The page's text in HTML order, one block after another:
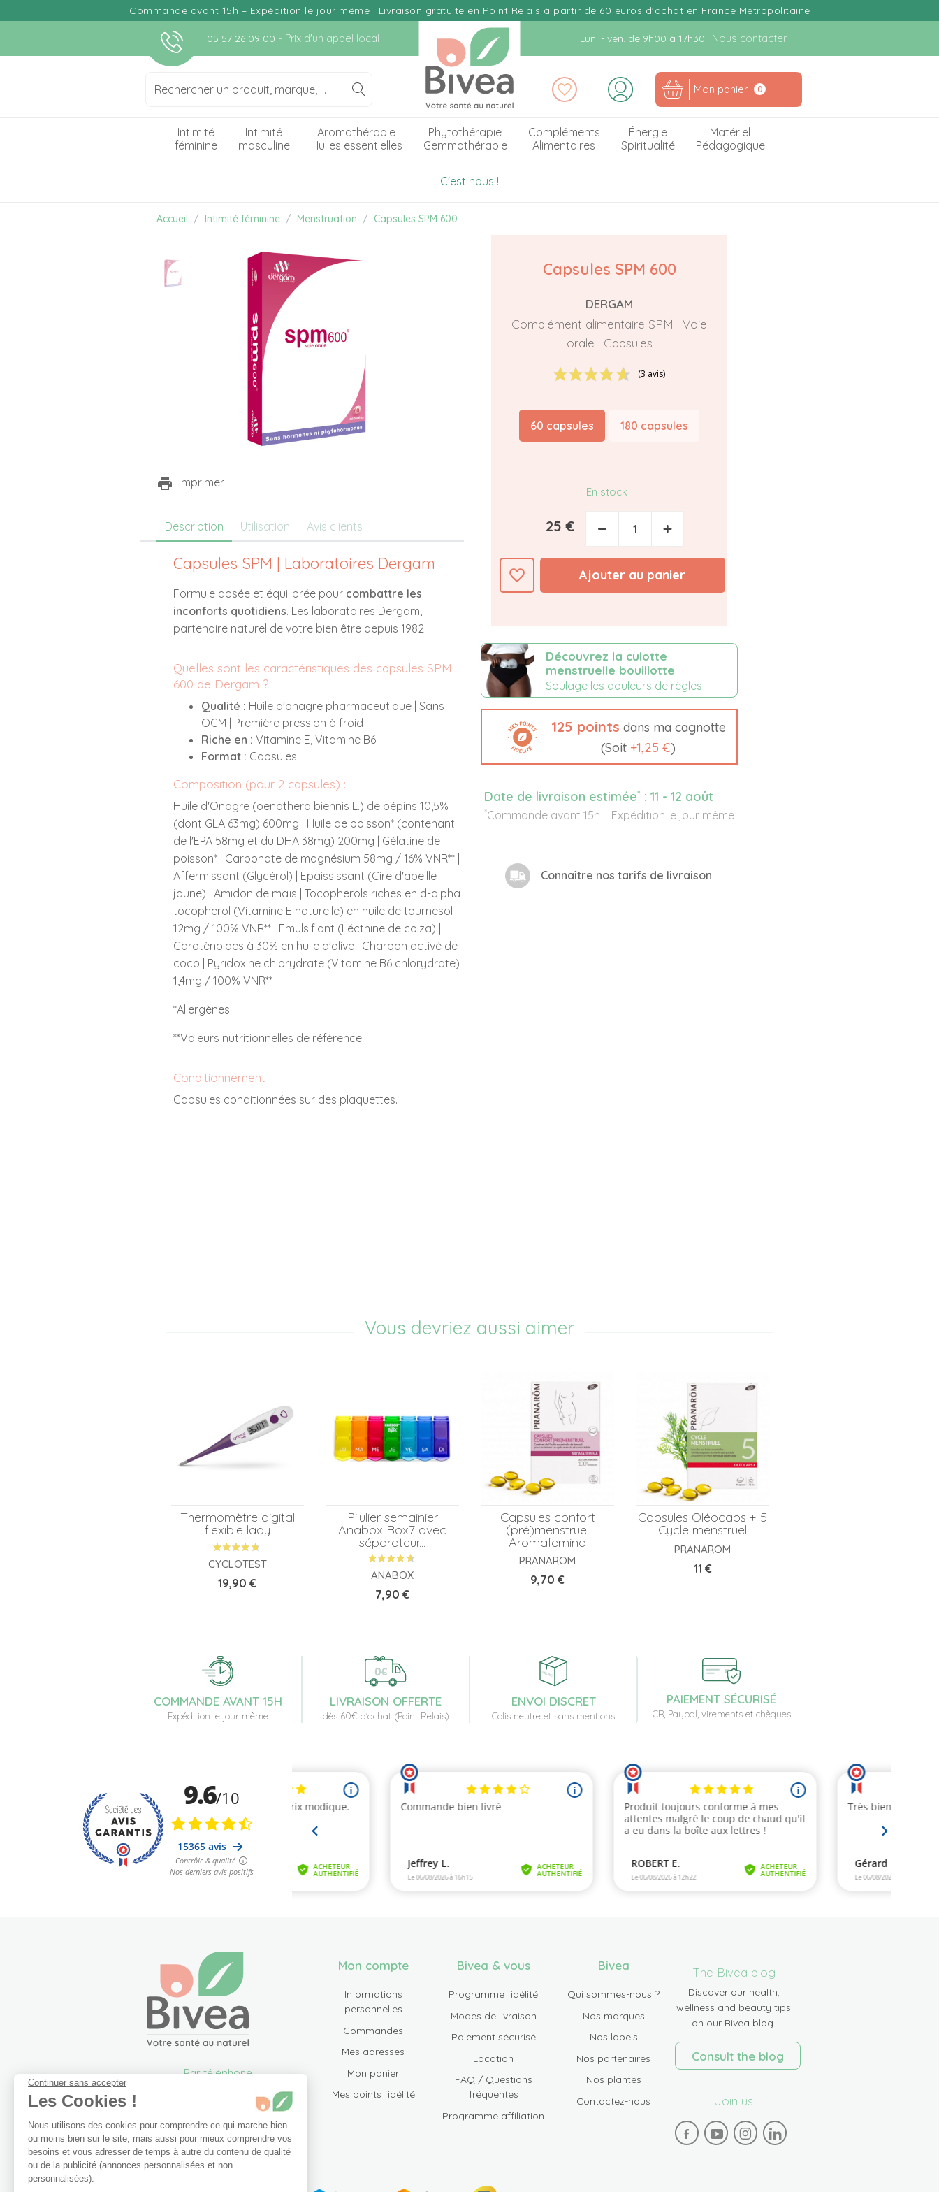
Commande avant 15h = Expédition le jour même | Livraison gratuite en Point Relais à partir de 60 euros d'achat en France Métropolitaine
05 57 26 09 00 - Prix d'un appel local Lun. - ven. de 9h00 à 17h30 Nous contacter
Mon panier 0
Intimité
féminine
Intimité
masculine
Aromathérapie
Huiles essentielles
Phytothérapie
Gemmothérapie
Compléments
Alimentaires
Énergie
Spiritualité
Matériel
Pédagogique
C'est nous !
Accueil Intimité féminine Menstruation Capsules SPM 600
Imprimer
Capsules SPM 600
DERGAM
Complément alimentaire SPM | Voie
orale | Capsules
(3 avis)
60 capsules 180 capsules
En stock
25 € − +
favorite_border Ajouter au panier
Découvrez la culotte
menstruelle bouillotte
Soulage les douleurs de règles
125 points dans ma cagnotte
(Soit +1,25 €)
Date de livraison estimée* : 11 - 12 août
*Commande avant 15h = Expédition le jour même
Connaître nos tarifs de livraison
Description Utilisation Avis clients
Capsules SPM | Laboratoires Dergam
Formule dosée et équilibrée pour combattre les
inconforts quotidiens. Les laboratoires Dergam,
partenaire naturel de votre bien être depuis 1982.
Quelles sont les caractéristiques des capsules SPM
600 de Dergam ?
Qualité : Huile d'onagre pharmaceutique | Sans
OGM | Première pression à froid
Riche en : Vitamine E, Vitamine B6
Format : Capsules
Composition (pour 2 capsules) :
Huile d'Onagre (oenothera biennis L.) de pépins 10,5%
(dont GLA 63mg) 600mg | Huile de poisson* (contenant
de l'EPA 58mg et du DHA 38mg) 200mg | Gélatine de
poisson* | Carbonate de magnésium 58mg / 16% VNR** |
Affermissant (Glycérol) | Epaississant (Cire d'abeille
jaune) | Amidon de maïs | Tocopherols riches en d-alpha
tocopherol (Vitamine E naturelle) en huile de tournesol
12mg / 100% VNR** | Emulsifiant (Lécthine de colza) |
Carotènoides à 30% en huile d'olive | Charbon activé de
coco | Pyridoxine chlorydrate (Vitamine B6 chlorydrate)
1,4mg / 100% VNR**
*Allergènes
**Valeurs nutritionnelles de référence
Conditionnement :
Capsules conditionnées sur des plaquettes.
Vous devriez aussi aimer
Thermomètre digital
flexible lady
CYCLOTEST
Prix
19,90 €
Pilulier semainier
Anabox Box7 avec
séparateur...
ANABOX
Prix
7,90 €
Capsules confort
(pré)menstruel
Aromafemina
PRANAROM
Prix
9,70 €
Capsules Oléocaps + 5
Cycle menstruel
PRANAROM
Prix
11 €
COMMANDE AVANT 15H
Expédition le jour même
LIVRAISON OFFERTE
dès 60€ d'achat (Point Relais)
ENVOI DISCRET
Colis neutre et sans mentions
PAIEMENT SÉCURISÉ
CB, Paypal, virements et chèques
Par téléphone
info@bivea.com
6 rue du Solarium
33170 Gradignan
France Métropolitaine
Mon compte
Informations
personnelles
Commandes
Mes adresses
Mon panier
Mes points fidélité
Bivea & vous
Programme fidélité
Modes de livraison
Paiement sécurisé
Location
FAQ / Questions
fréquentes
Programme affiliation
Bivea
Qui sommes-nous ?
Nos marques
Nos labels
Nos partenaires
Nos plantes
Contactez-nous
The Bivea blog
Discover our health,
wellness and beauty tips
on our Bivea blog.
Consult the blog
Join us
Continuer sans accepter
Les Cookies !
Nous utilisons des cookies pour comprendre ce qui marche bien
ou moins bien sur le site, mais aussi pour mieux comprendre vos
besoins et vous adresser de temps à autre du contenu de qualité
ou de la publicité (annonces personnalisées et non
personnalisées).